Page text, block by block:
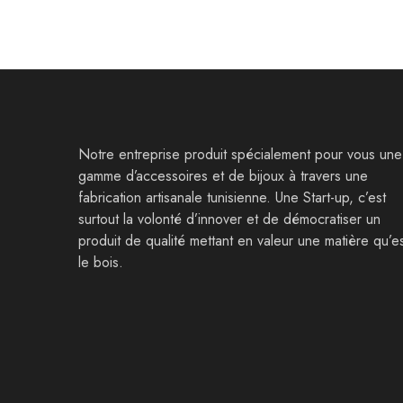
Notre entreprise produit spécialement pour vous une
gamme d’accessoires et de bijoux à travers une
fabrication artisanale tunisienne. Une Start-up, c’est
surtout la volonté d’innover et de démocratiser un
produit de qualité mettant en valeur une matière
le bois.